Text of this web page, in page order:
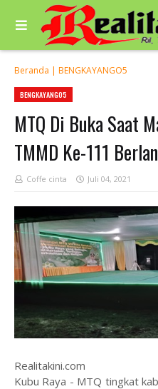
Beranda | BENGKAYANGO5
BENGKAYANGO5
MTQ Di Buka Saat
TMMD Ke-111
Coffe cinta Juli 04, 2021
Realitakini.com
Kubu Raya - MTQ tingkat